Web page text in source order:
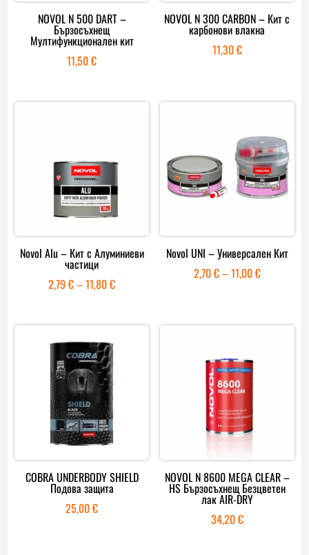
NOVOL N 500 DART –
Бързосъхнещ
Мултифункционален кит
11,50€
NOVOL N 300 CARBON – Кит с
карбонови влакна
11,30€
Novol Alu – Кит с Алуминиеви
частици
2,79€–11,80€Price
Novol UNI – Универсален Кит
2,70€–11,00€Price
through
COBRA UNDERBODY SHIELD
Подова защита
25,00€
NOVOL N 8600 MEGA CLEAR –
HS Бързосъхнещ Безцветен
лак AIR-DRY
34,20€